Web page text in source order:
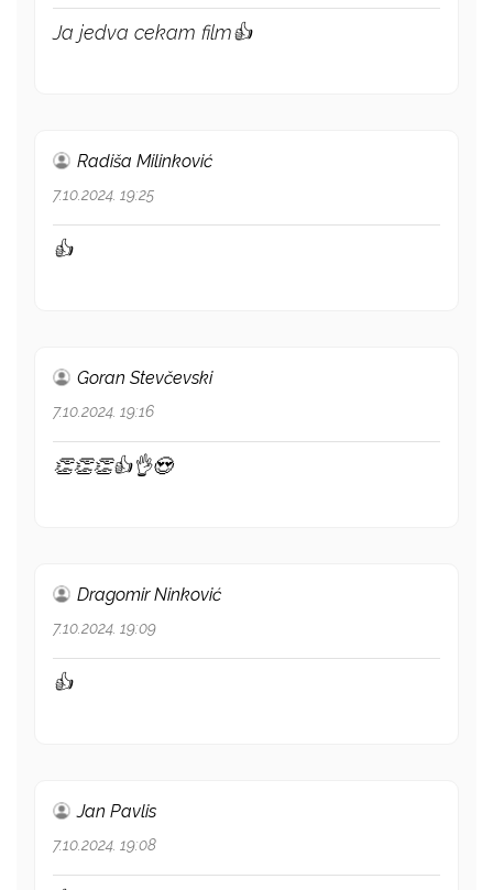
Ja jedva cekam film👍
Radiša Milinković
7.10.2024. 19:25
👍
Goran Stevčevski
7.10.2024. 19:16
👏👏👏👍👌😍
Dragomir Ninković
7.10.2024. 19:09
👍
Jan Pavlis
7.10.2024. 19:08